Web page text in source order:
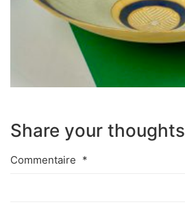
Share your thoughts
Commentaire *